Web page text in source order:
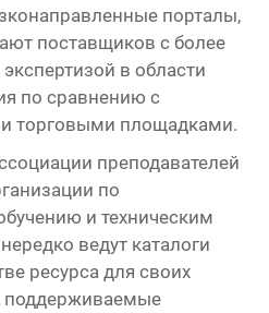
порталы,
поставщиков с более
в области
по сравнению с
площадками.
преподавателей
по
и техническим
ведут каталоги
ресурса для своих
поддерживаемые